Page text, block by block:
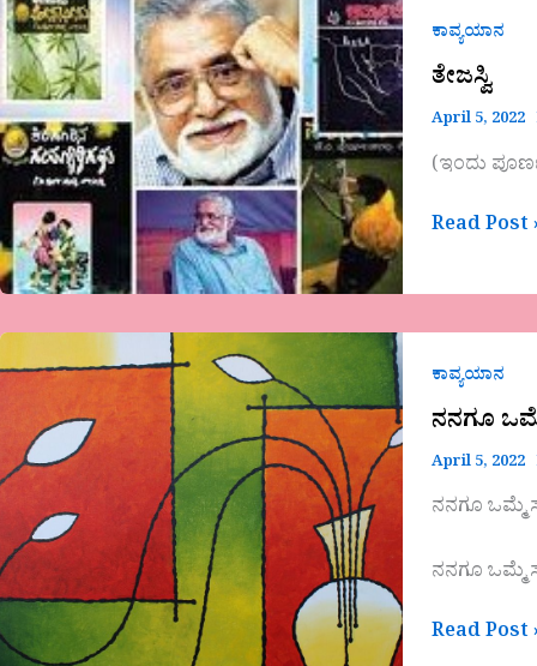
ಕಾವ್ಯಯಾನ
ತೇಜಸ್ವಿ
April 5, 2022
(ಇಂದು
Read Post
ಕಾವ್ಯಯಾನ
ನನಗೂ
April 5, 2022
ನನಗೂ ಒಮ್ಮೆ
ನನಗೂ ಒಮ್ಮೆ
ಒಮ್ಮೆ
Read Post